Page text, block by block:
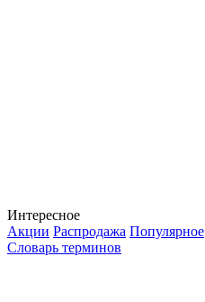
Интересное
Акции Распродажа Популярное
Словарь терминов